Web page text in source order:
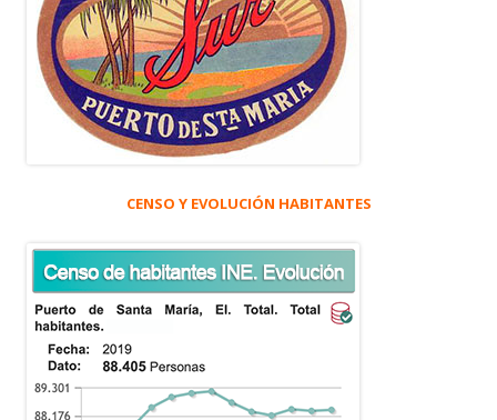
CENSO Y EVOLUCIÓN HABITANTES